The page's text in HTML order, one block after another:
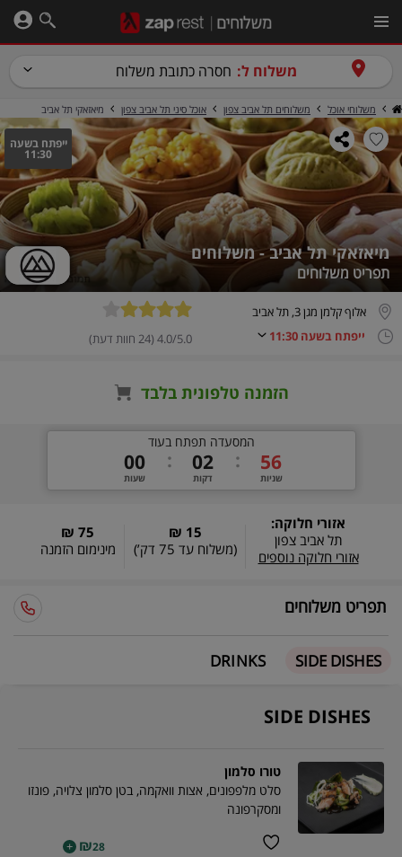
משלוח ל: חסרה כתובת משלוח
משלוחי אוכל משלוחים תל אביב צפון אוכל סיני תל אביב צפון מיאזאקי תל אביב
מיאזאקי תל אביב - משלוחים
תפריט משלוחים
ייפתח בשעה
11:30
אלוף קלמן מגן 3, תל אביב
ייפתח בשעה 11:30
4.0/5.0 (24 חוות דעת)
הזמנה טלפונית בלבד
אזורי חלוקה:
תל אביב צפון
אזורי חלוקה נוספים
15 ₪
(משלוח עד 75 דק’ ) מינימום הזמנה
75 ₪
המסעדה תפתח בעוד
00
שעות
02
דקות
55
שניות
תפריט משלוחים
SIDE DISHES
DRINKS
SIDE DISHES
טורו סלמון
סלט מלפפונים, אצות וואקמה, בטן סלמון צלויה, פונזו
ומסקרפונה
₪28
+